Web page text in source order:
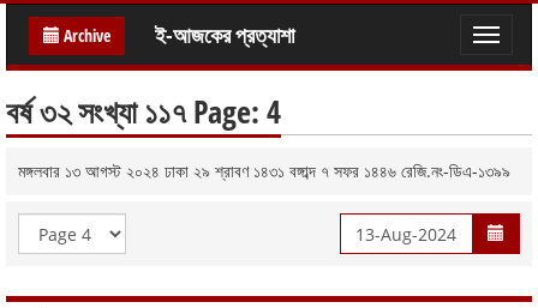
Archive
Toggle
ই-আজকের প্রত্যাশা
বর্ষ ৩২ সংখ্যা ১১৭ Page: 4
মঙ্গলবার ১৩ আগস্ট ২০২৪ ঢাকা ২৯ শ্রাবণ ১৪৩১ বঙ্গাব্দ ৭ সফর ১৪৪৬ রেজি.নং-ডিএ-১৩৯৯